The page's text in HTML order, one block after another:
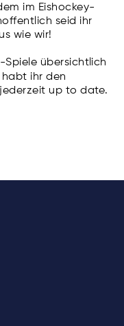
im Eishockey-
seid ihr
wie wir!
übersichtlich
habt ihr den
up to date.